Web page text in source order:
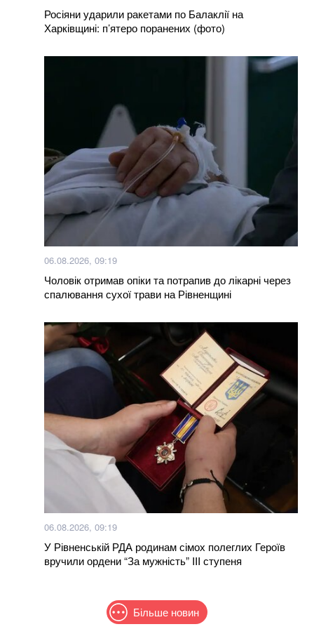
це працює та скільки коштує у 2026 році
Росіяни ударили ракетами по Балаклії на
Харківщині: п’ятеро поранених (фото)
06.08.2026, 09:19
Чоловік отримав опіки та потрапив до лікарні через
спалювання сухої трави на Рівненщині
06.08.2026, 09:19
У Рівненській РДА родинам сімох полеглих Героїв
вручили ордени “За мужність” III ступеня
Більше новин